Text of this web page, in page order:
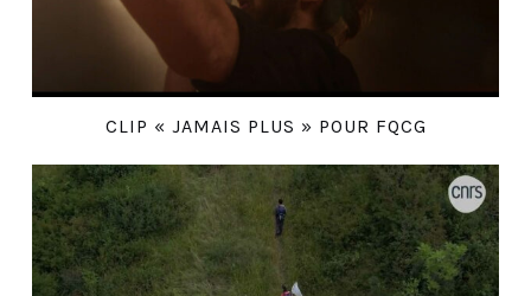
CLIP « JAMAIS PLUS » POUR FQCG